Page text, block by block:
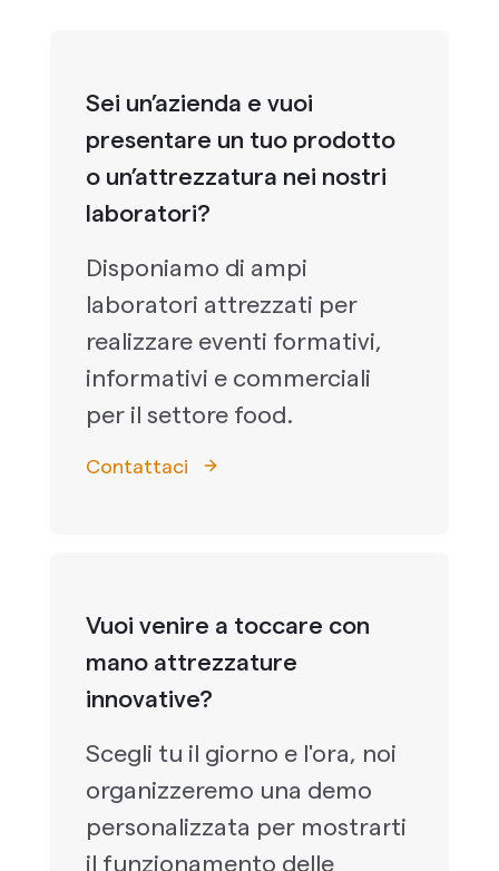
Sei un’azienda e vuoi
presentare un tuo prodotto
o un’attrezzatura nei nostri
laboratori?
Disponiamo di ampi
laboratori attrezzati per
realizzare eventi formativi,
informativi e commerciali
per il settore food.
Contattaci
Vuoi venire a toccare con
mano attrezzature
innovative?
Scegli tu il giorno e l'ora, noi
organizzeremo una demo
personalizzata per mostrarti
il funzionamento delle